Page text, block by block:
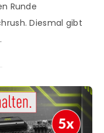
Runde
Diesmal gibt